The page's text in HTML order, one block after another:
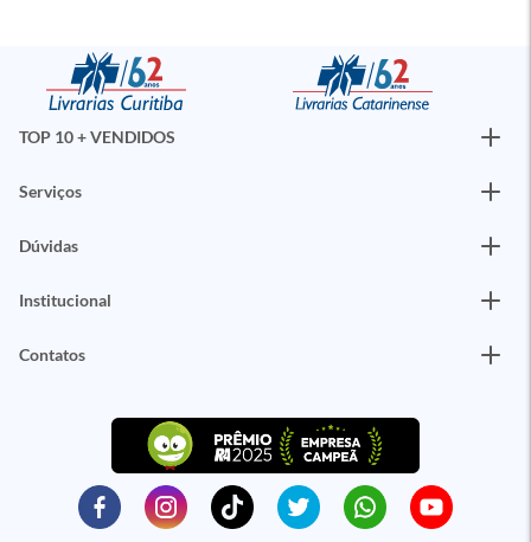
TOP 10 + VENDIDOS
Serviços
Dúvidas
Institucional
Contatos